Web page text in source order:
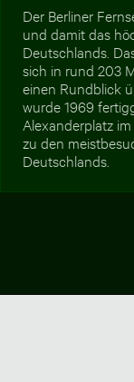
Der Berliner
und damit das
Deutschlands.
sich in rund 203
einen Rundblick
wurde 1969
Alexanderplatz
zu den
Deutschlands.